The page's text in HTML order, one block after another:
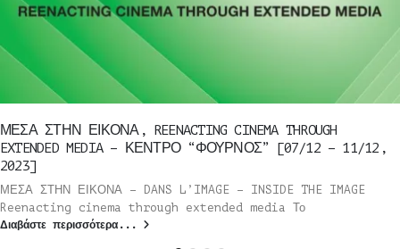
ΜΕΣΑ ΣΤΗΝ ΕΙΚΟΝΑ, REENACTING CINEMA THROUGH
EXTENDED MEDIA – ΚΕΝΤΡΟ “ΦΟΥΡΝΟΣ” [07/12 – 11/12,
2023]
ΜΕΣΑ ΣΤΗΝ ΕΙΚΟΝΑ – DANS L’IMAGE – INSIDE THE IMAGE
Reenacting cinema through extended media Το
Διαβάστε περισσότερα...